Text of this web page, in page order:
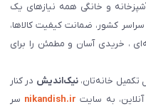
و خانگی همه نیازهای یک
کشور، ضمانت کیفیت کالاها،
، خریدی آسان و مطمئن را برای
تکمیل خانه‌تان،نیک‌اندیش در کنار
به سایت nikandish.ir سر